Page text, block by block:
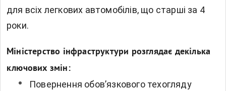
для всіх легкових автомобілів, що старші за 4
роки.
Міністерство інфраструктури розглядає декілька
ключових змін:
Повернення обов’язкового техогляду